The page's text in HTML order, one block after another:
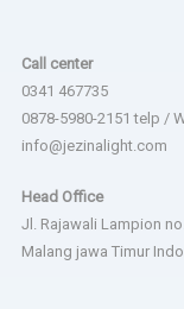
Call center
0341 467735
0878-5980-2151 telp /
info@jezinalight.com
Head Office
Jl. Rajawali Lampion
Malang jawa Timur